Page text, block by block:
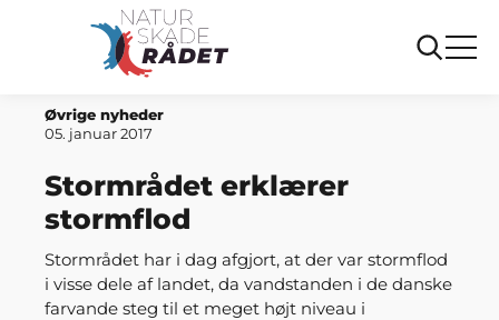
Stormrådet erklærer stormflod
Øvrige nyheder
05. januar 2017
Stormrådet erklærer
stormflod
Stormrådet har i dag afgjort, at der var stormflod
i visse dele af landet, da vandstanden i de danske
farvande steg til et meget højt niveau i